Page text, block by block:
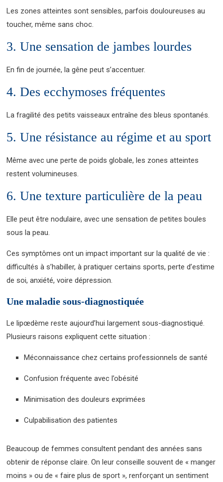
Les zones atteintes sont sensibles, parfois douloureuses au
toucher, même sans choc.
3. Une sensation de jambes lourdes
En fin de journée, la gêne peut s’accentuer.
4. Des ecchymoses fréquentes
La fragilité des petits vaisseaux entraîne des bleus spontanés.
5. Une résistance au régime et au sport
Même avec une perte de poids globale, les zones atteintes
restent volumineuses.
6. Une texture particulière de la peau
Elle peut être nodulaire, avec une sensation de petites boules
sous la peau.
Ces symptômes ont un impact important sur la qualité de vie :
difficultés à s’habiller, à pratiquer certains sports, perte d’estime
de soi, anxiété, voire dépression.
Une maladie sous-diagnostiquée
Le lipœdème reste aujourd’hui largement sous-diagnostiqué.
Plusieurs raisons expliquent cette situation :
Méconnaissance chez certains professionnels de santé
Confusion fréquente avec l’obésité
Minimisation des douleurs exprimées
Culpabilisation des patientes
Beaucoup de femmes consultent pendant des années sans
obtenir de réponse claire. On leur conseille souvent de « manger
moins » ou de « faire plus de sport », renforçant un sentiment